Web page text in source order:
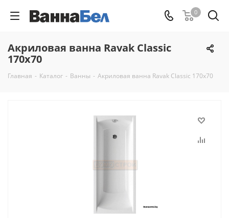
0
Акриловая ванна Ravak Classic
170x70
Главная - Каталог - Ванны - Акриловая ванна Ravak Classic 170x70